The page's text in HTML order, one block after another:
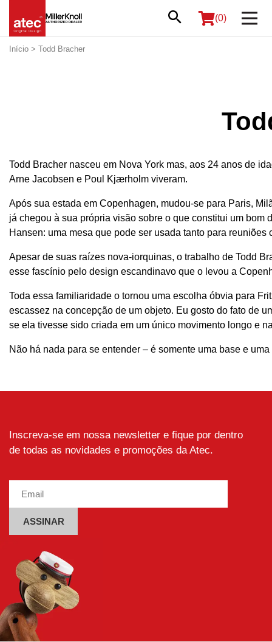
(0)
Início > Todd Bracher
Todd Bracher nasceu em Nova York mas, aos 24 anos de
Arne Jacobsen e Poul Kjærholm viveram.
Após sua estada em Copenhagen, mudou-se para Paris,
já chegou à sua própria visão sobre o que constitui um
Hansen: uma mesa que pode ser usada tanto para reuniões
Apesar de suas raízes nova-iorquinas, o trabalho de Todd
esse fascínio pelo design escandinavo que o levou a
Toda essa familiaridade o tornou uma escolha óbvia para
escassez na concepção de um objeto. Eu gosto do fato de
se ela tivesse sido criada em um único movimento longo e
Não há nada para se entender – é somente uma base e uma
Inscreva-se em nossa newsletter e fique por dentro
de todas as novidades e promoções da Atec.
Alternative: